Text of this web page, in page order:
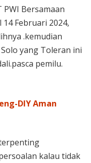
PWI Bersamaan
Februari 2024,
.kemudian
yang Toleran ini
pemilu.
DIY Aman
kalau tidak